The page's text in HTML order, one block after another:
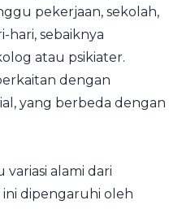
pekerjaan, sekolah,
hari, sebaiknya
atau psikiater.
dengan
yang berbeda dengan
alami dari
ini dipengaruhi oleh